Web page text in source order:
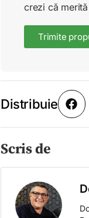
crezi că
Trimite
Distribuie
Scris de